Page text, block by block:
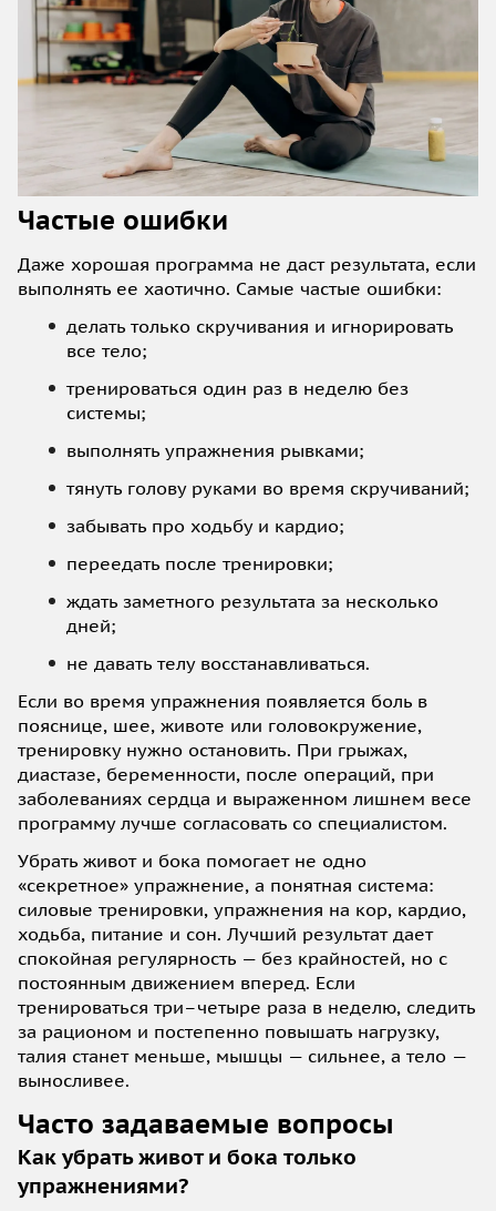
Частые ошибки
Даже хорошая программа не даст результата, если
выполнять ее хаотично. Самые частые ошибки:
делать только скручивания и игнорировать
все тело;
тренироваться один раз в неделю без
системы;
выполнять упражнения рывками;
тянуть голову руками во время скручиваний;
забывать про ходьбу и кардио;
переедать после тренировки;
ждать заметного результата за несколько
дней;
не давать телу восстанавливаться.
Если во время упражнения появляется боль в
пояснице, шее, животе или головокружение,
тренировку нужно остановить. При грыжах,
диастазе, беременности, после операций, при
заболеваниях сердца и выраженном лишнем весе
программу лучше согласовать со специалистом.
Убрать живот и бока помогает не одно
«секретное» упражнение, а понятная система:
силовые тренировки, упражнения на кор, кардио,
ходьба, питание и сон. Лучший результат дает
спокойная регулярность — без крайностей, но с
постоянным движением вперед. Если
тренироваться три–четыре раза в неделю, следить
за рационом и постепенно повышать нагрузку,
талия станет меньше, мышцы — сильнее, а тело —
выносливее.
Часто задаваемые вопросы
Как убрать живот и бока только
упражнениями?